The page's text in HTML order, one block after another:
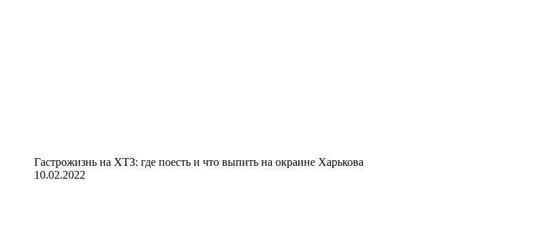
Гастрожизнь на ХТЗ: где поесть и что выпить на окраине Харькова
10.02.2022